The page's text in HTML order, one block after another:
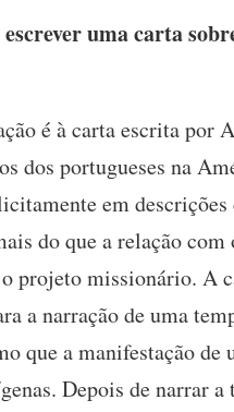
uma carta
é à carta escrita por
dos portugueses na
em
do que a relação com
projeto missionário. A
a narração de uma
que a manifestação de
Depois de narrar a